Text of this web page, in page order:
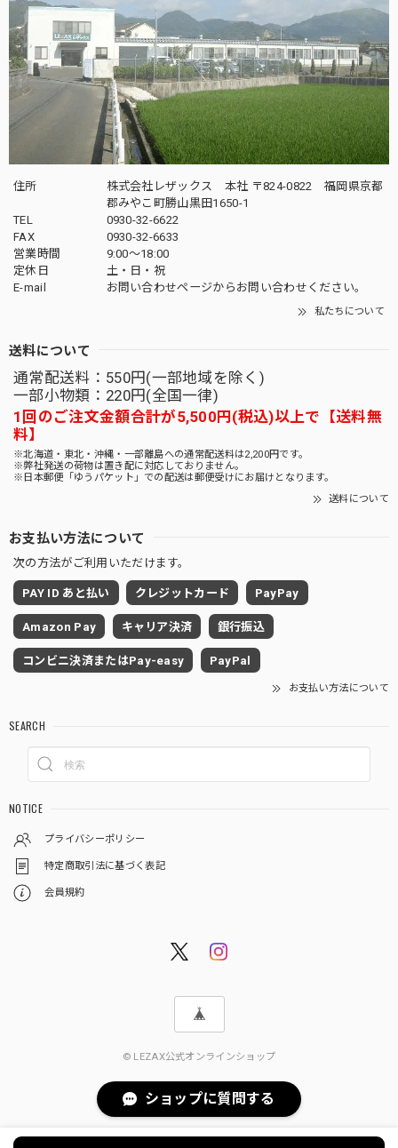
住所
株式会社レザックス 本社 〒824-0822 福岡県京都
郡みやこ町勝山黒田1650-1
TEL
0930-32-6622
FAX
0930-32-6633
営業時間
9:00〜18:00
定休日
土・日・祝
E-mail
お問い合わせページからお問い合わせください。
私たちについて
送料について
通常配送料：550円(一部地域を除く)
一部小物類：220円(全国一律)
1回のご注文金額合計が5,500円(税込)以上で【送料無
料】
※北海道・東北・沖縄・一部離島への通常配送料は2,200円です。
※弊社発送の荷物は置き配に対応しておりません。
※日本郵便「ゆうパケット」での配送は郵便受けにお届けとなります。
送料について
お支払い方法について
次の方法がご利用いただけます。
PAY ID あと払い クレジットカード PayPay
Amazon Pay キャリア決済 銀行振込
コンビニ決済またはPay-easy PayPal
お支払い方法について
SEARCH
NOTICE
プライバシーポリシー
特定商取引法に基づく表記
会員規約
© LEZAX公式オンラインショップ
ショップに質問する